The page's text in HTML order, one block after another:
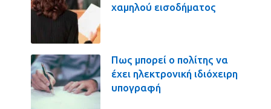
χαμηλού εισοδήματος
Πως μπορεί ο πολίτης να
έχει ηλεκτρονική ιδιόχειρη
υπογραφή